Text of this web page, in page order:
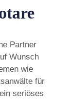
Partner
Wunsch
wie
für
seriöses